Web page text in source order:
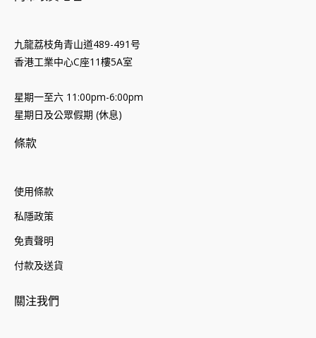
九龍荔枝角青山道489-491号
香港工業中心C座11樓5A室
星期一至六 11:00pm-6:00pm
星期日及公眾假期 (休息)
條款
使用條款
私隱政策
免責聲明
付款及送貨
關注我們